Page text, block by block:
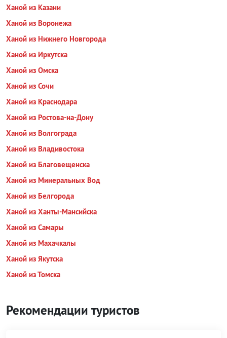
Ханой из Казани
Ханой из Воронежа
Ханой из Нижнего Новгорода
Ханой из Иркутска
Ханой из Омска
Ханой из Сочи
Ханой из Краснодара
Ханой из Ростова-на-Дону
Ханой из Волгограда
Ханой из Владивостока
Ханой из Благовещенска
Ханой из Минеральных Вод
Ханой из Белгорода
Ханой из Ханты-Мансийска
Ханой из Самары
Ханой из Махачкалы
Ханой из Якутска
Ханой из Томска
Рекомендации туристов